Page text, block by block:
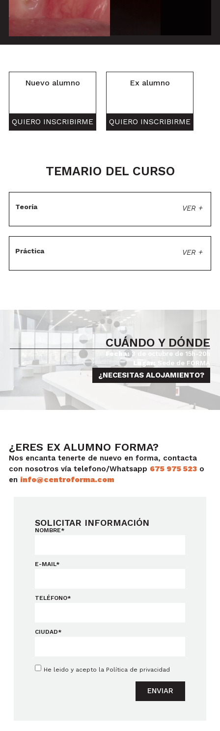
Nuevo alumno
QUIERO INSCRIBIRME
Ex alumno
QUIERO INSCRIBIRME
TEMARIO DEL CURSO
Teoría VER +
Práctica VER +
CUÁNDO Y DÓNDE
Fecha: 3 de octubre de 15h-20h
Lugar:
Sede de FORMA
¿NECESITAS ALOJAMIENTO?
¿ERES EX ALUMNO FORMA?
Nos encanta tenerte de nuevo en forma, contacta
con nosotros vía telefono/Whatsapp 675 975 523o
en info@centroforma.com
SOLICITAR INFORMACIÓN
NOMBRE*
E-MAIL*
TELÉFONO*
CIUDAD*
He leido y acepto la Política de privacidad
ENVIAR